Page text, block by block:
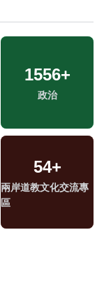
1556+
政治
54+
兩岸道教文化交流專
區